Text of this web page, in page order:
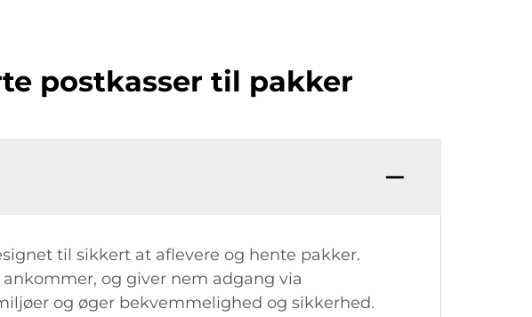
postkasser til pakker
til sikkert at aflevere og hente pakker.
og giver nem adgang via
og øger bekvemmelighed og sikkerhed.